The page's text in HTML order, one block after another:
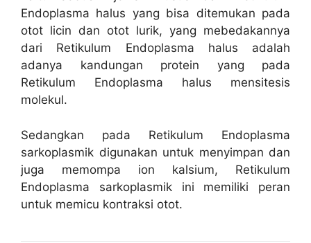
Endoplasma halus yang bisa ditemukan pada
otot licin dan otot lurik, yang mebedakannya
dari Retikulum Endoplasma halus adalah
adanya kandungan protein yang pada
Retikulum Endoplasma halus mensitesis
molekul.
Sedangkan pada Retikulum Endoplasma
sarkoplasmik digunakan untuk menyimpan dan
juga memompa ion kalsium, Retikulum
Endoplasma sarkoplasmik ini memiliki peran
untuk memicu kontraksi otot.